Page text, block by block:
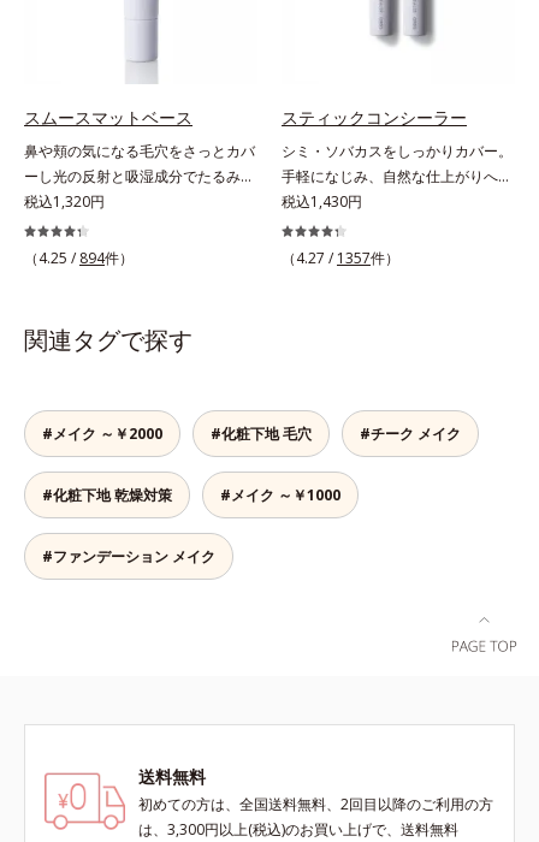
肌が自然とトーンアップ。しっとり
とした美しい仕上がりが続きます。
線ダメージからもしっかりガードし
ます。※敏感肌対象パッチテスト済
（すべての人に皮膚刺激がおきない
というわけではありません）*1 ニ
キビ・肌荒れを防ぐ*2 うるおいに
よる透明感のある肌
るい自然なつや肌に。さらに超軽量
粉体を採用しているので、とっても
タつくことなくうるおい感覚が続く
い感触で肌に密着してくずれにくい
「ローションタイプ」の2タイプか
ら、お肌の状態に合わせてお選びい
ただけます。*1 紫外線や空気中の
ほこりなどのダメージ*2 空気中の
スムースマットベース
鼻や頬の気になる毛穴をさっとカバ
ーし光の反射と吸湿成分でたるみ毛
穴もふんわり一掃。肌になじむクリ
ーム状の部分用化粧下地。小鼻や頬
の気になる毛穴にさっと塗るだけ
に乱反射させ、毛穴をふんわりぼか
します。さらに乾燥を感じたら水分
もふんわり一掃。するんとハリ感の
ある肌に整えます。絶妙ベージュ色
で、黒ずみもカバー。肌をキュッと
ひきしめる植物性ひきしめ成分配合
で、テカリや化粧くずれも防ぎま
す。クリームをなじませると、さら
さらの感触のパウダーに変化。まる
税込1,320円
（4.25 / 894件）
スティックコンシーラー
シミ・ソバカスをしっかりカバー。
手軽になじみ、自然な仕上がりへ。
スルスルとのびて、肌に溶け込むよ
うになじみ、ピタッと密着。しっか
りとカバーしつつ、透明感を高める
税込1,430円
（4.27 / 1357件）
関連タグで探す
#メイク ～￥2000 #化粧下地 毛穴 #チーク メイク
#化粧下地 乾燥対策 #メイク ～￥1000
#ファンデーション メイク
送料無料
初めての方は、全国送料無料、2回目以降のご利用の方
は、3,300円以上(税込)のお買い上げで、送料無料